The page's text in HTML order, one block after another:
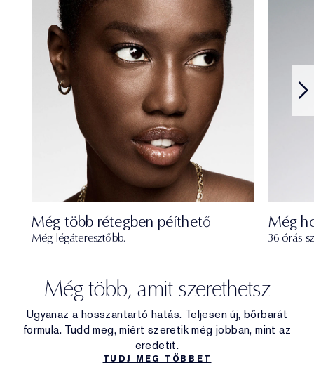
Még több rétegben péíthető
Még légáteresztőbb.
Még
36 órás
Még több, amit szerethetsz
Ugyanaz a hosszantartó hatás. Teljesen új, bőrbarát
formula. Tudd meg, miért szeretik még jobban, mint az
eredetit.
TUDJ MEG TÖBBET